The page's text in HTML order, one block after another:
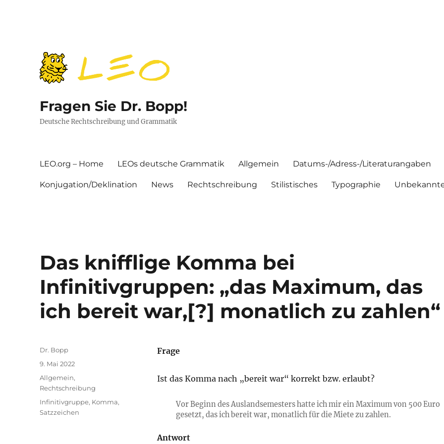
Fragen Sie Dr. Bopp!
Deutsche Rechtschreibung und Grammatik
LEO.org – Home LEOs deutsche Grammatik Allgemein Datums-/Adress-/Literaturangaben
Konjugation/Deklination News Rechtschreibung Stilistisches Typographie
Das knifflige Komma bei
Infinitivgruppen: „das Maximum, das
ich bereit war,[?] monatlich zu zahlen“
Frage
Ist das Komma nach „bereit war“ korrekt bzw. erlaubt?
Vor Beginn des Auslandsemesters hatte ich mir ein Maximum von 500 Euro
gesetzt, das ich bereit war, monatlich für die Miete zu zahlen.
Antwort
Autor
Dr. Bopp
Veröffentlicht
am
9. Mai 2022
Kategorien
Allgemein,
Rechtschreibung
Schlagwörter
Infinitivgruppe, Komma,
Satzzeichen